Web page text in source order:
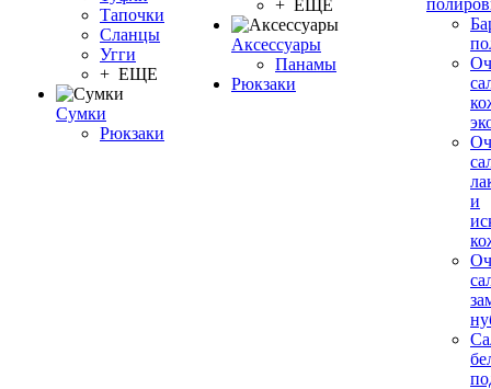
Тапочки
Сланцы
Угги
+ ЕЩЕ
Сумки
Рюкзаки
+ ЕЩЕ
Аксессуары
Панамы
Рюкзаки
и